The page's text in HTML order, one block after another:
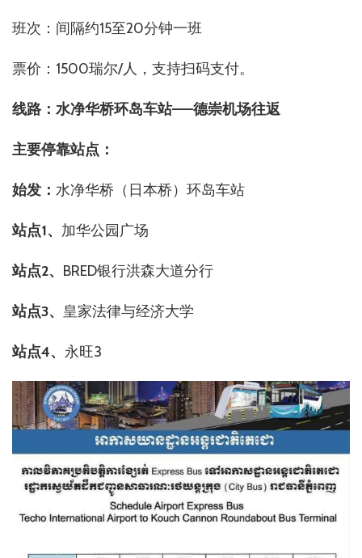
班次：间隔约15至20分钟一班
票价：1500瑞尔/人，支持扫码支付。
线路：水净华桥环岛车站——德崇机场往返
主要停靠站点：
始发： 水净华桥（日本桥）环岛车站
站点1、 加华公园广场
站点2、 BRED银行洪森大道分行
站点3、 皇家法律与经济大学
站点4、 永旺3